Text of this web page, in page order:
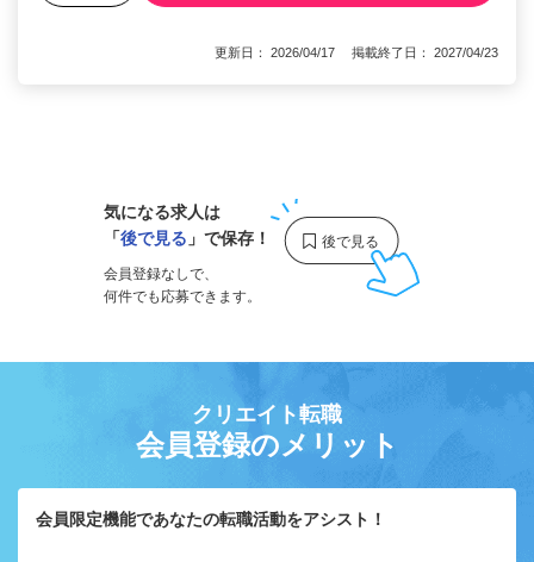
更新日： 2026/04/17 掲載終了日： 2027/04/23
気になる求人は
「後で見る 」で保存！
会員登録なしで、
何件でも応募できます。
クリエイト転職
会員登録のメリット
会員限定機能であなたの転職活動をアシスト！